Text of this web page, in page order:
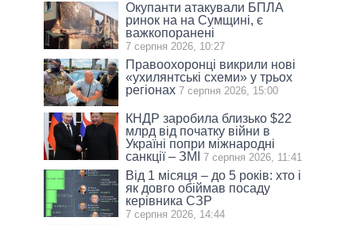
Окупанти атакували БПЛА
ринок на на Сумщині, є
важкопоранені
7 серпня 2026, 10:27
Правоохоронці викрили нові
«ухилянтські схеми» у трьох
регіонах 7 серпня 2026, 15:00
КНДР заробила близько $22
млрд від початку війни в
Україні попри міжнародні
санкції – ЗМІ
7 серпня 2026, 11:41
Від 1 місяця – до 5 років: хто і
як довго обіймав посаду
керівника СЗР
7 серпня 2026, 14:44